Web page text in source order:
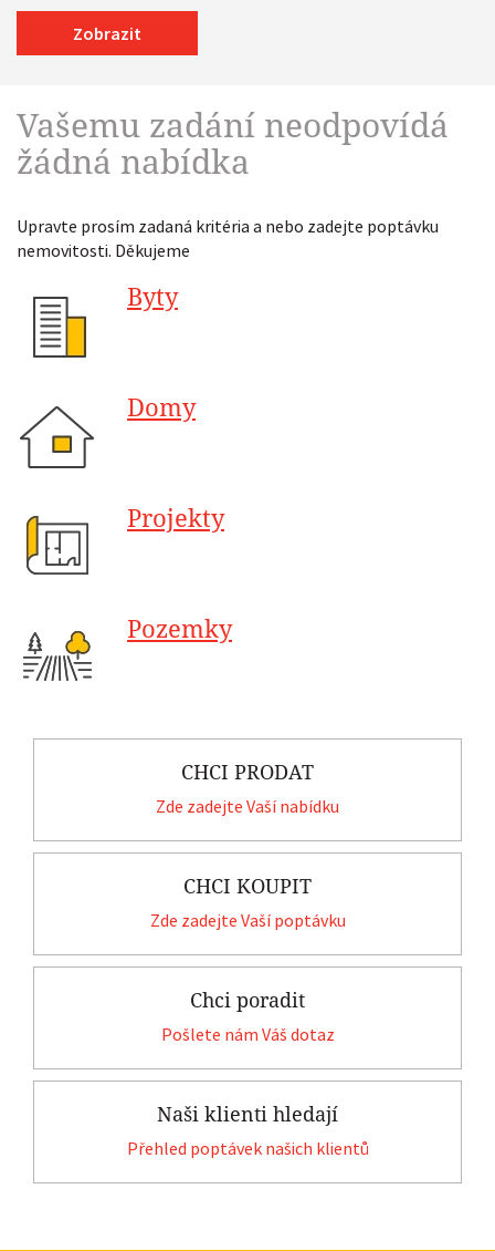
Zobrazit
Vašemu zadání neodpovídá
žádná nabídka
Upravte prosím zadaná kritéria a nebo zadejte poptávku
nemovitosti. Děkujeme
Byty
Domy
Projekty
Pozemky
CHCI PRODAT
Zde zadejte Vaší nabídku
CHCI KOUPIT
Zde zadejte Vaší poptávku
Chci poradit
Pošlete nám Váš dotaz
Naši klienti hledají
Přehled poptávek našich klientů